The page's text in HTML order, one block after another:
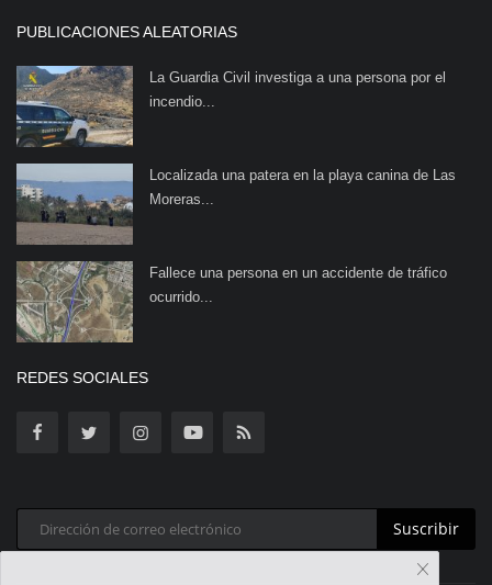
PUBLICACIONES ALEATORIAS
La Guardia Civil investiga a una persona por el
incendio...
Localizada una patera en la playa canina de Las
Moreras...
Fallece una persona en un accidente de tráfico
ocurrido...
REDES SOCIALES
Suscribir